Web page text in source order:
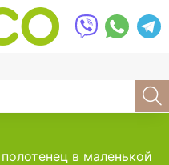
в маленькой